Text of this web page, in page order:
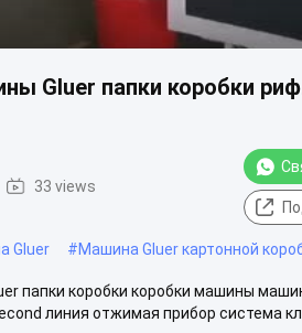
Gluer папки коробки
33 views
Gluer #Машина Gluer картонной
папки коробки коробки машины
линия отжимая прибор система